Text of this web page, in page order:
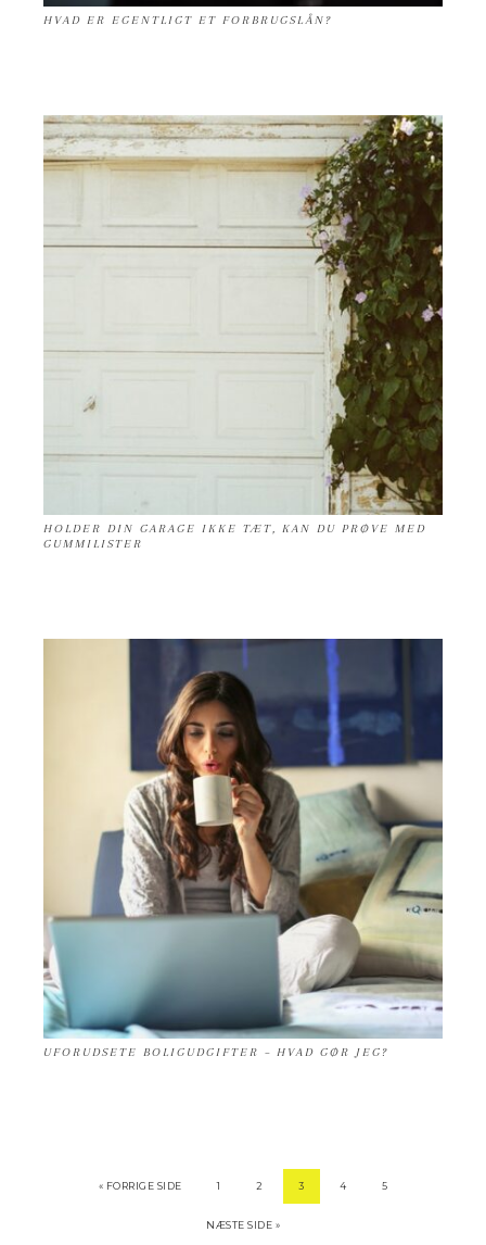
HVAD ER EGENTLIGT ET FORBRUGSLÅN?
HOLDER DIN GARAGE IKKE TÆT, KAN DU PRØVE MED
GUMMILISTER
UFORUDSETE BOLIGUDGIFTER – HVAD GØR JEG?
« FORRIGE SIDE 1 2 3 4 5
NÆSTE SIDE »